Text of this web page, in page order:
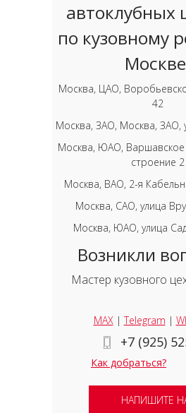
автоклубных
по кузовному
Москва, ЦАО,
42
Москва, ЗАО, Москва, ЗАО,
Москва, ЮАО, Варшавское
строение 2
Москва, ВАО, 2-я
Москва, САО, улица
Москва, ЮАО, улица
Возникли
Мастер кузовного
MAX|Telegram |
+7 (925)
Как добраться?
НАПИШИТЕ